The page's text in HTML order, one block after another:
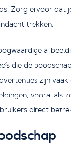
Zorg ervoor dat
trekken.
die de
zijn
vooral als
direct